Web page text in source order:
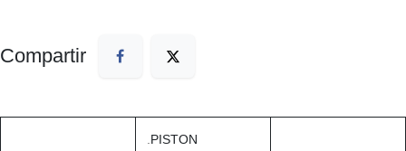
Compartir
PISTON